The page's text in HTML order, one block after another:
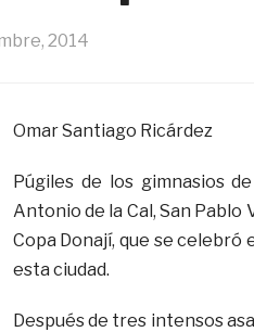
2014
Omar Santiago Ricárdez
Púgiles de los gimnasios
Antonio de la Cal, San Pablo
Copa Donají, que se celebró
esta ciudad.
Después de tres intensos